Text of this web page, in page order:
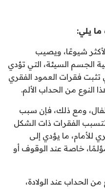
ما يلي:
شيوعًا، ويصيب
الجسم السيئة، التي تؤدي
تثبت فقرات العمود الفقري
النوع من الحداب الألم.
ومع ذلك، فإن سبب
الفقرات ذات الشكل
للأمام، ما يؤدي إلى
خاصة عند الوقوف أو
الحداب عند الولادة،